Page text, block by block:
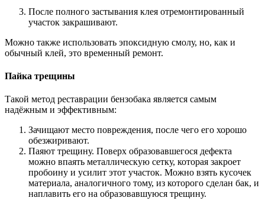
После полного застывания клея отремонтированный
участок закрашивают.
Можно также использовать эпоксидную смолу, но, как и
обычный клей, это временный ремонт.
Пайка трещины
Такой метод реставрации бензобака является самым
надёжным и эффективным:
Зачищают место повреждения, после чего его хорошо
обезжиривают.
Паяют трещину. Поверх образовавшегося дефекта
можно впаять металлическую сетку, которая закроет
пробоину и усилит этот участок. Можно взять кусочек
материала, аналогичного тому, из которого сделан бак, и
наплавить его на образовавшуюся трещину.